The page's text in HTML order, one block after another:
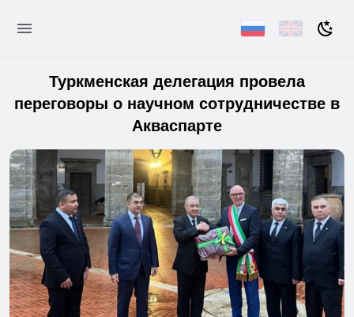
Туркменская делегация провела
переговоры о научном сотрудничестве в
Акваспарте